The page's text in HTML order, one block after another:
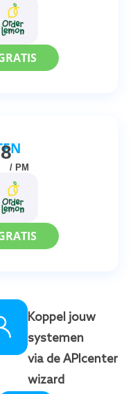
/ PM
Koppel jouw
systemen
via de APIcenter
wizard